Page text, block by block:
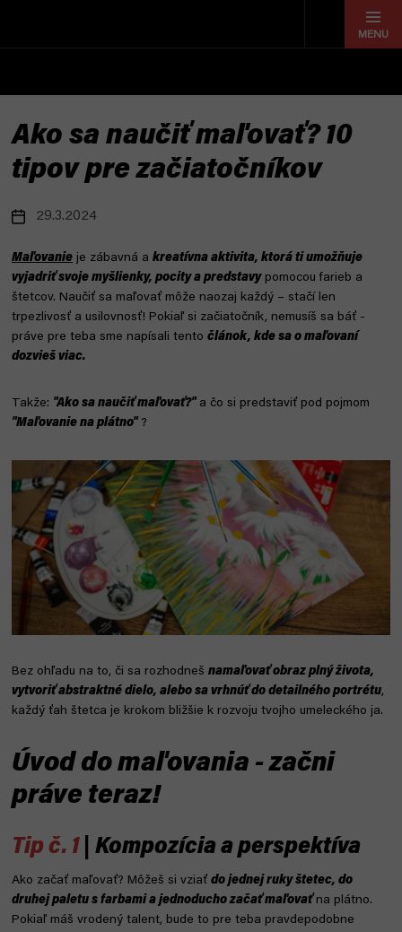
Ako sa naučiť maľovať? 10
tipov pre začiatočníkov
29.3.2024
Maľovanie je zábavná a kreatívna aktivita, ktorá ti umožňuje
vyjadriť svoje myšlienky, pocity a predstavypomocou farieb a
štetcov. Naučiť sa maľovať môže naozaj každý – stačí len
trpezlivosť a usilovnosť! Pokiaľ si začiatočník, nemusíš sa báť -
práve pre teba sme napísali tento článok, kde sa o maľovaní
dozvieš viac.
Takže: "Ako sa naučiť maľovať?"a čo si predstaviť pod pojmom
"Maľovanie na plátno"?
Bez ohľadu na to, či sa rozhodneš namaľovať obraz plný života,
vytvoriť abstraktné dielo, alebo sa vrhnúť do detailného portrétu,
každý ťah štetca je krokom bližšie k rozvoju tvojho umeleckého ja.
Úvod do maľovania - začni
práve teraz!
Tip č. 1 | Kompozícia a perspektíva
Ako začať maľovať? Môžeš si vziať do jednej ruky štetec, do
druhej paletu s farbami a jednoducho začať maľovaťna plátno.
Pokiaľ máš vrodený talent, bude to pre teba pravdepodobne